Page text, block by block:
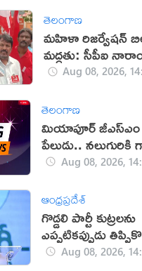
తెలంగాణ
మహిళా రిజర్వేషన్
మద్దతు: సీపీఐ
Aug 08, 2026,
తెలంగాణ
మియాపూర్‌ జీఎస్‌ఎం
పేలుడు..
Aug 08, 2026,
ఆంధ్రప్రదేశ్
గొడ్డలి పార్టీ కుట్రలను
ఎప్పటికప్పుడు
చంద్రబాబు
Aug 08, 2026,